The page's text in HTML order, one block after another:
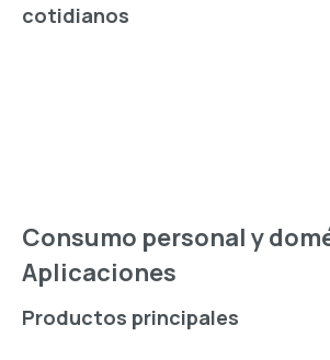
cotidianos
Consumo personal y
Aplicaciones
Productos principales